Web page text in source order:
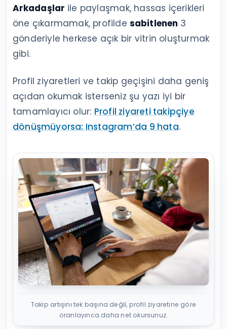
Arkadaşlar ile paylaşmak, hassas içerikleri
öne çıkarmamak, profildesabitlenen 3
gönderiyle herkese açık bir vitrin oluşturmak
gibi.
Profil ziyaretleri ve takip geçişini daha geniş
açıdan okumak isterseniz şu yazı iyi bir
tamamlayıcı olur: Profil ziyareti takipçiye
dönüşmüyorsa: Instagram’da 9 hata.
Takip artışını tek başına değil, profil ziyaretine göre
oranlayınca daha net okursunuz.